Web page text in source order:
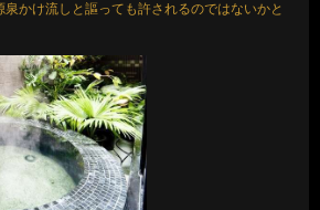
かけ流しと謳っても許されるのではないかと